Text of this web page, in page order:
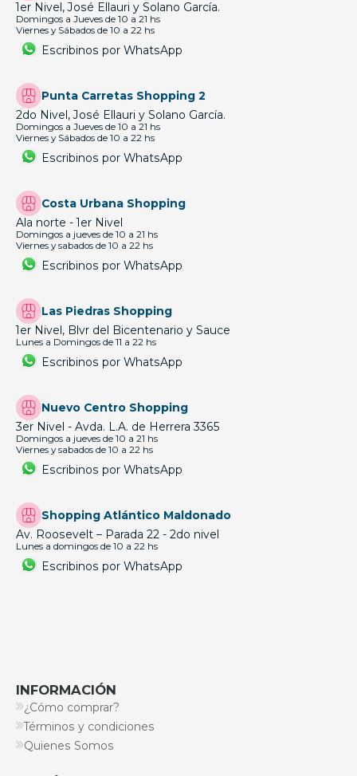
1er Nivel, José Ellauri y Solano García.
Domingos a Jueves de 10 a 21 hs
Viernes y Sábados de 10 a 22 hs
Escribinos por WhatsApp
Punta Carretas Shopping 2
2do Nivel, José Ellauri y Solano García.
Domingos a Jueves de 10 a 21 hs
Viernes y Sábados de 10 a 22 hs
Escribinos por WhatsApp
Costa Urbana Shopping
Ala norte - 1er Nivel
Domingos a jueves de 10 a 21 hs
Viernes y sabados de 10 a 22 hs
Escribinos por WhatsApp
Las Piedras Shopping
1er Nivel, Blvr del Bicentenario y Sauce
Lunes a Domingos de 11 a 22 hs
Escribinos por WhatsApp
Nuevo Centro Shopping
3er Nivel - Avda. L.A. de Herrera 3365
Domingos a jueves de 10 a 21 hs
Viernes y sabados de 10 a 22 hs
Escribinos por WhatsApp
Shopping Atlántico Maldonado
Av. Roosevelt – Parada 22 - 2do nivel
Lunes a domingos de 10 a 22 hs
Escribinos por WhatsApp
INFORMACIÓN
¿Cómo comprar?
Términos y condiciones
Quienes Somos